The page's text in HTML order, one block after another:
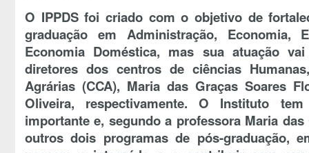
O IPPDS foi criado com o objetivo de
graduação em Administração, Economia,
Economia Doméstica, mas sua atuação
diretores dos centros de ciências
Agrárias (CCA), Maria das Graças Soares
Oliveira, respectivamente. O Instituto
importante e, segundo a professora Maria
outros dois programas de pós-graduação,